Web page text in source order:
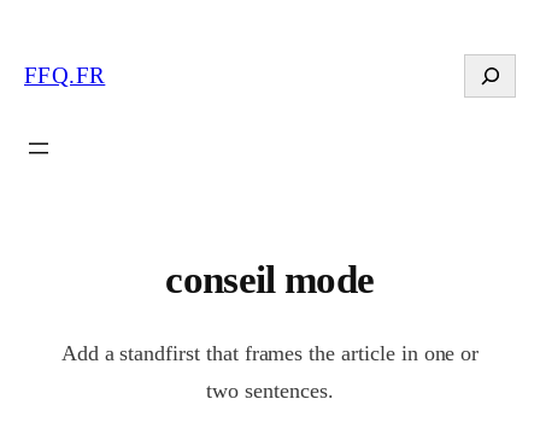
FFQ.FR Search
conseil mode
Add a standfirst that frames the article in one or
two sentences.